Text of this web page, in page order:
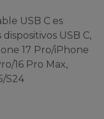
USB C es
USB C,
17 Pro/iPhone
16 Pro Max,
S24